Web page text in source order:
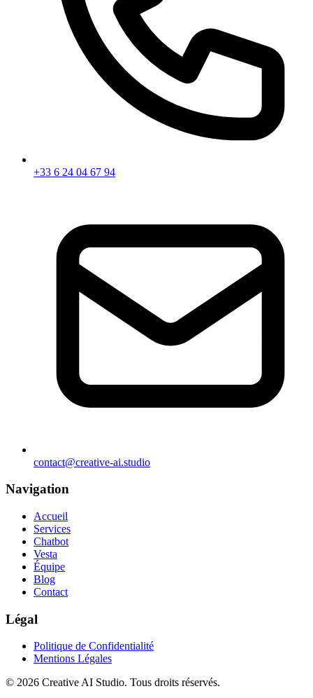
+33 6 24 04 67 94
contact@creative-ai.studio
Navigation
Accueil
Services
Chatbot
Vesta
Équipe
Blog
Contact
Légal
Politique de Confidentialité
Mentions Légales
© 2026 Creative AI Studio. Tous droits réservés.